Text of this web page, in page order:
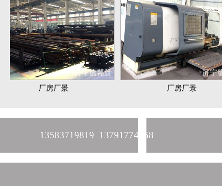
厂房厂景 厂房厂景
13583719819 13791774458